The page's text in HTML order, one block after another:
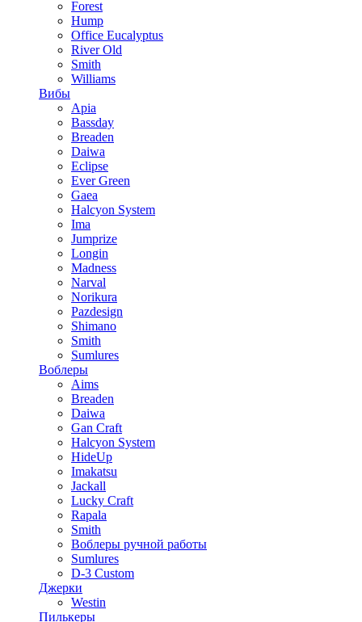
Forest
Hump
Office Eucalyptus
River Old
Smith
Williams
Вибы
Apia
Bassday
Breaden
Daiwa
Eclipse
Ever Green
Gaea
Halcyon System
Ima
Jumprize
Longin
Madness
Narval
Norikura
Pazdesign
Shimano
Smith
Sumlures
Воблеры
Aims
Breaden
Daiwa
Gan Craft
Halcyon System
HideUp
Imakatsu
Jackall
Lucky Craft
Rapala
Smith
Воблеры ручной работы
Sumlures
D-3 Custom
Джерки
Westin
Пилькеры